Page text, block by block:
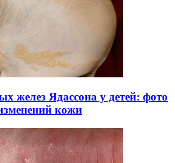
желез Ядассона у детей: фото
кожи